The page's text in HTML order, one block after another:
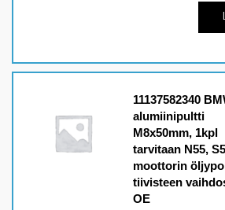
11137582340
alumiinipultti
M8x50mm, 1kpl
tarvitaan N55,
moottorin
tiivisteen
OE